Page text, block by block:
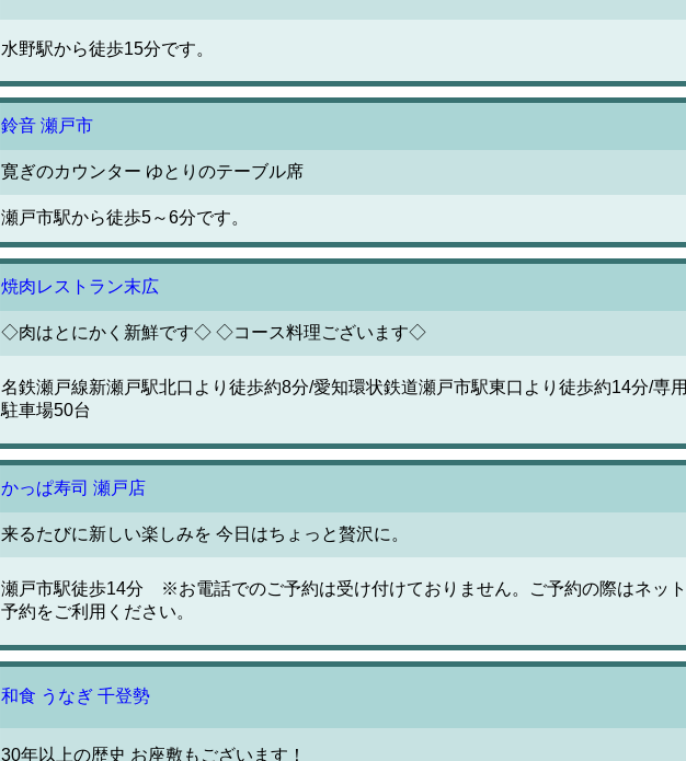
水野駅から徒歩15分です。
鈴音 瀬戸市
寛ぎのカウンター ゆとりのテーブル席
瀬戸市駅から徒歩5～6分です。
焼肉レストラン末広
◇肉はとにかく新鮮です◇ ◇コース料理ございます◇
名鉄瀬戸線新瀬戸駅北口より徒歩約8分/愛知環状鉄道瀬戸市駅東口より徒歩約14分/専用
駐車場50台
かっぱ寿司 瀬戸店
来るたびに新しい楽しみを 今日はちょっと贅沢に。
瀬戸市駅徒歩14分 ※お電話でのご予約は受け付けておりません。ご予約の際はネット
予約をご利用ください。
和食 うなぎ 千登勢
30年以上の歴史 お座敷もございます！